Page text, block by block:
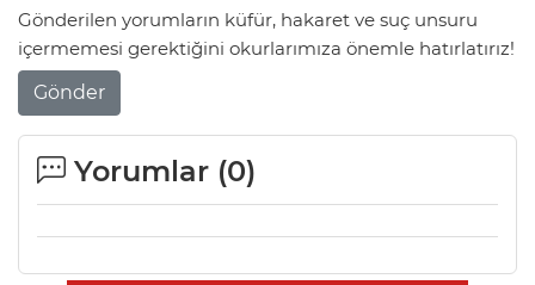
Gönderilen yorumların küfür, hakaret ve suç unsuru
içermemesi gerektiğini okurlarımıza önemle hatırlatırız!
Gönder
Yorumlar (0)